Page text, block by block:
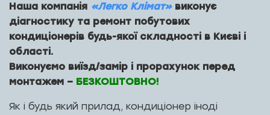
Наша компанія «Легко Клімат» виконує
діагностику та ремонт побутових
кондиціонерів будь-якої складності в Києві і
області.
Виконуємо виїзд/замір і прорахунок перед
монтажем – БЕЗКОШТОВНО!
Як і будь який прилад, кондиціонер іноді